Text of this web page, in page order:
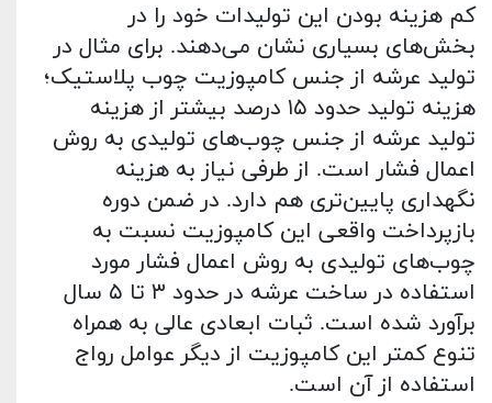
کم‌ هزینه بودن این تولیدات خود را در
بخش‌های بسیاری نشان می‌دهند. برای مثال در
تولید عرشه از جنس کامپوزیت چوب پلاستیک؛
هزینه تولید حدود ۱۵ درصد بیشتر از هزینه
تولید عرشه از جنس چوب‌های تولیدی به روش
اعمال فشار است. از طرفی نیاز به هزینه
نگهداری پایین‌تری هم دارد. در ضمن دوره
بازپرداخت واقعی این کامپوزیت نسبت به
چوب‌های تولیدی به روش اعمال فشار مورد
استفاده در ساخت عرشه در حدود ۳ تا ۵ سال
برآورد شده است. ثبات ابعادی عالی به همراه
تنوع کمتر این کامپوزیت از دیگر عوامل رواج
استفاده از آن است.